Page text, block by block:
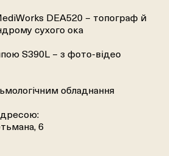
DEA520 – топограф й
сухого ока
S390L – з фото-відео
обладнання
6